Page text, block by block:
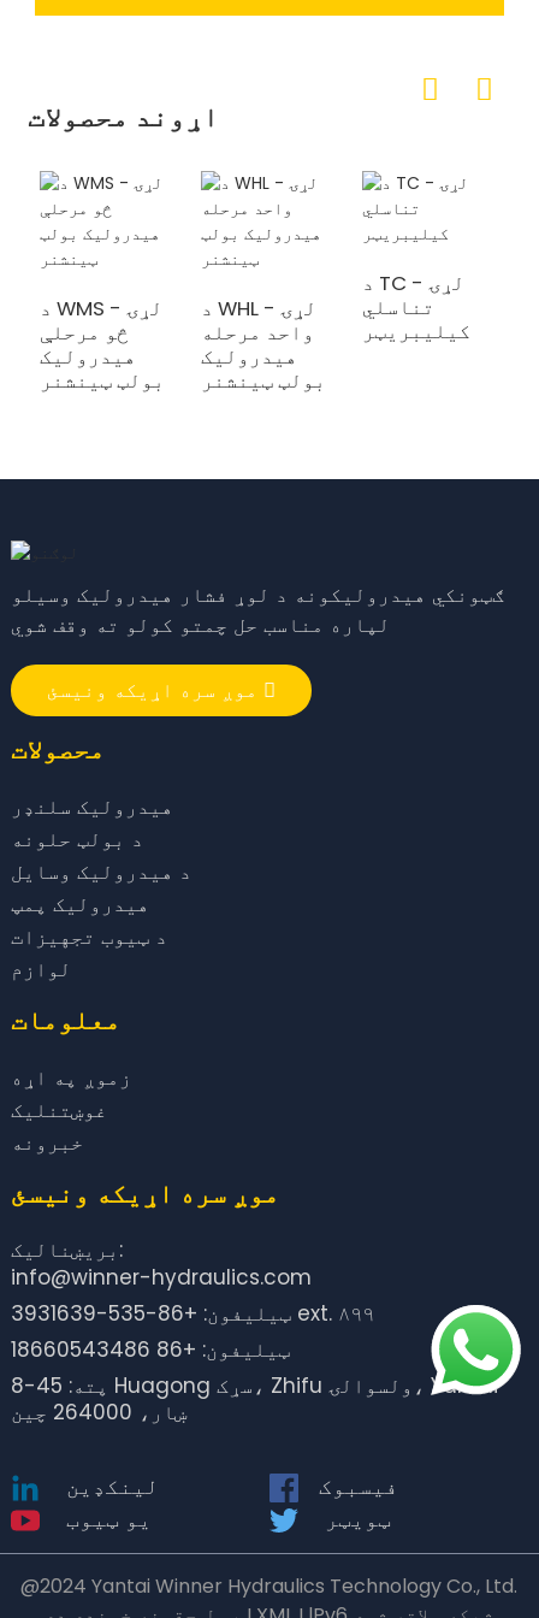
اړوند محصولات
د WMS لړۍ -
څو مرحلې
هیدرولیک
بولټ ټینشنر
د WHL لړۍ -
واحد مرحله
هیدرولیک
بولټ ټینشنر
د TC لړۍ -
تناسلي
کیلیبریټر
ګټونکي هیدرولیکونه د لوړ فشار هیدرولیک وسیلو
لپاره مناسب حل چمتو کولو ته وقف شوي
موږ سره اړیکه ونیسئ
محصولات
هیدرولیک سلنډر
د بولټ حلونه
د هیدرولیک وسایل
هیدرولیک پمپ
د ټیوب تجهیزات
لوازم
معلومات
زموږ په اړه
غوښتنلیک
خبرونه
موږ سره اړیکه ونیسئ
بریښنالیک:
info@winner-hydraulics.com
ټیلیفون: +86-535-3931639 ext. ۸۹۹
ټیلیفون: +86 18660543486
پته: 45-8 Huagong سړک، Zhifu ولسوالۍ، Yantai
ښار، 264000 چین
لینکډین
فیسبوک
یو ټیوب
ټویټر
@2024 Yantai Winner Hydraulics Technology Co., Ltd.